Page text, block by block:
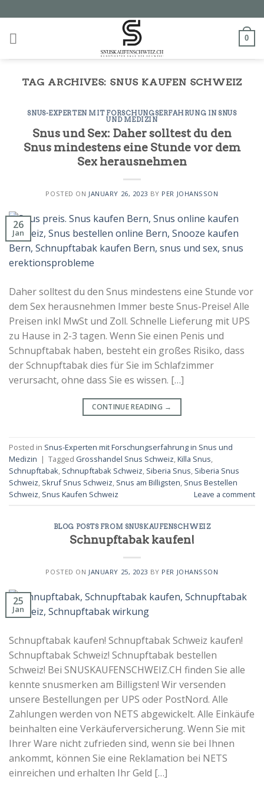
to
content
0
TAG ARCHIVES: SNUS KAUFEN SCHWEIZ
SNUS-EXPERTEN MIT FORSCHUNGSERFAHRUNG IN SNUS
UND MEDIZIN
Snus und Sex: Daher solltest du den
Snus mindestens eine Stunde vor dem
Sex herausnehmen
POSTED ON JANUARY 26, 2023 BY PER JOHANSSON
26
Jan
Daher solltest du den Snus mindestens eine Stunde vor
dem Sex herausnehmen Immer beste Snus-Preise! Alle
Preisen inkl MwSt und Zoll. Schnelle Lieferung mit UPS
zu Hause in 2-3 tagen. Wenn Sie einen Penis und
Schnupftabak haben, besteht ein großes Risiko, dass
der Schnupftabak dies für Sie im Schlafzimmer
verursacht, ohne dass Sie es wissen. […]
CONTINUE READING →
Posted in Snus-Experten mit Forschungserfahrung in Snus und
Medizin | Tagged Grosshandel Snus Schweiz,Killa Snus,
Schnupftabak, Schnupftabak Schweiz, Siberia Snus, Siberia Snus
Schweiz, Skruf Snus Schweiz, Snus am Billigsten, Snus Bestellen
Schweiz, Snus Kaufen Schweiz Leave a comment
BLOG POSTS FROM SNUSKAUFENSCHWEIZ
Schnupftabak kaufen!
POSTED ON JANUARY 25, 2023 BY PER JOHANSSON
25
Jan
Schnupftabak kaufen! Schnupftabak Schweiz kaufen!
Schnupftabak Schweiz! Schnupftabak bestellen
Schweiz! Bei SNUSKAUFENSCHWEIZ.CH finden Sie alle
kennte snusmerken am Billigsten! Wir versenden
unsere Bestellungen per UPS oder PostNord. Alle
Zahlungen werden von NETS abgewickelt. Alle Einkäufe
beinhalten eine Verkäuferversicherung. Wenn Sie mit
Ihrer Ware nicht zufrieden sind, wenn sie bei Ihnen
ankommt, können Sie eine Reklamation bei NETS
einreichen und erhalten Ihr Geld […]